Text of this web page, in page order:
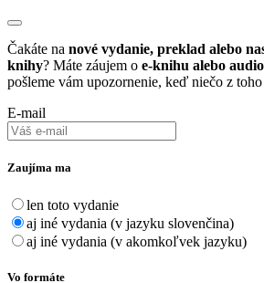
Čakáte na nové vydanie, preklad alebo
knihy? Máte záujem o e-knihu alebo
pošleme vám upozornenie, keď niečo z
E-mail
Zaujíma ma
len toto vydanie
aj iné vydania (v jazyku slovenčina)
aj iné vydania (v akomkoľvek jazyku)
Vo formáte